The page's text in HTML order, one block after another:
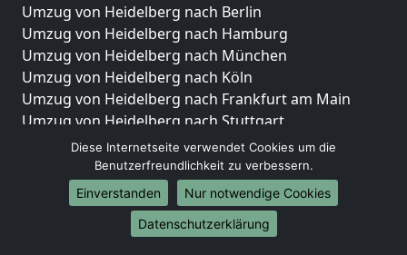
Umzug von Heidelberg nach Berlin
Umzug von Heidelberg nach Hamburg
Umzug von Heidelberg nach München
Umzug von Heidelberg nach Köln
Umzug von Heidelberg nach Frankfurt am Main
Umzug von Heidelberg nach Stuttgart
Umzug von Heidelberg nach Düsseldorf
Umzug von Heidelberg nach Leipzig
Umzug von Heidelberg nach Dortmund
Umzug von Heidelberg nach Essen
Umzug von Heidelberg nach Bremen
Diese Internetseite verwendet Cookies um die
Benutzerfreundlichkeit zu verbessern.
Einverstanden
Nur notwendige Cookies
Datenschutzerklärung